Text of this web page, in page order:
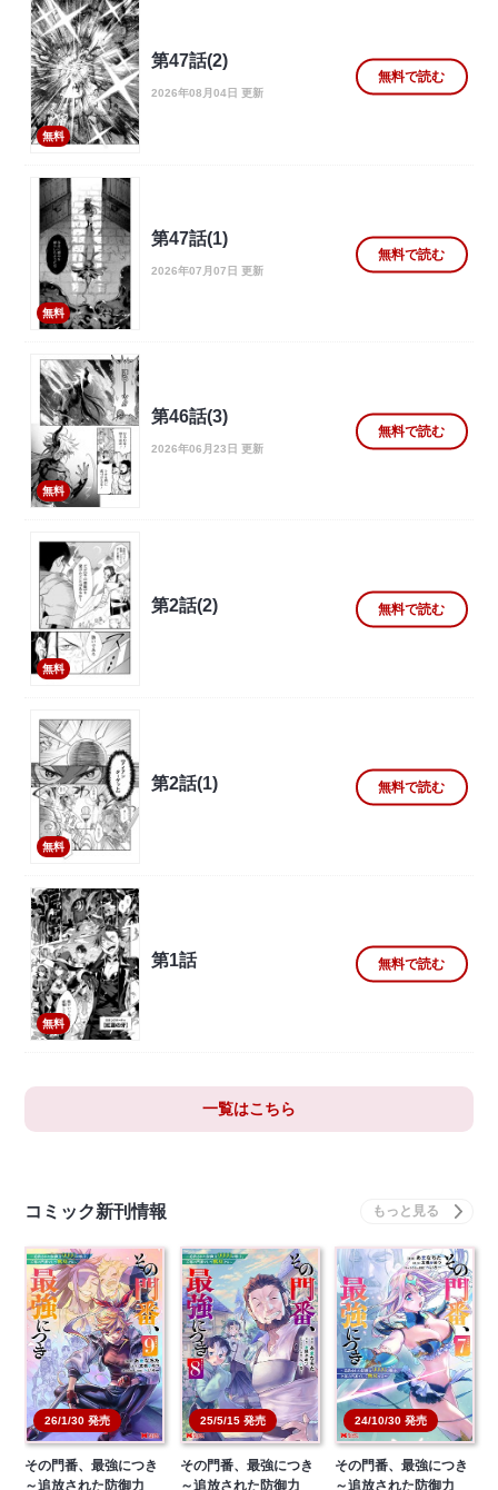
無料
第47話(2)
2026年08月04日 更新
無料で読む
無料
第47話(1)
2026年07月07日 更新
無料で読む
無料
第46話(3)
2026年06月23日 更新
無料で読む
無料
第2話(2) 無料で読む
無料
第2話(1) 無料で読む
無料
第1話 無料で読む
一覧はこちら
コミック新刊情報
26/1/30 発売
その門番、最強につき
～追放された防御力
25/5/15 発売
その門番、最強につき
～追放された防御力
24/10/30 発売
その門番、最強につき
～追放された防御力